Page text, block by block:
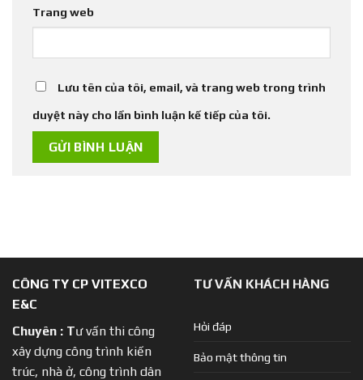
Trang web
Lưu tên của tôi, email, và trang web trong trình
duyệt này cho lần bình luận kế tiếp của tôi.
CÔNG TY CP VITEXCO
E&C
Chuyên : Tư vấn thi công
xây dựng công trình kiến
trúc, nhà ở, công trình dân
TƯ VẤN KHÁCH HÀNG
Hỏi đáp
Bảo mật thông tin